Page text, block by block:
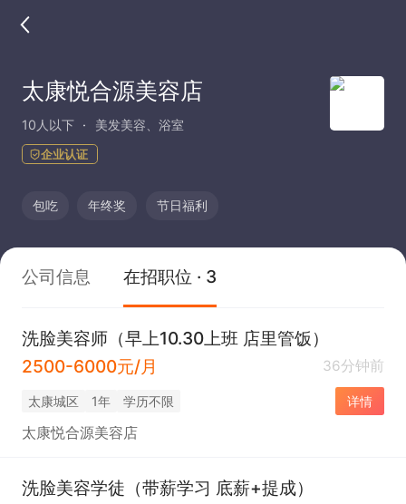
太康悦合源美容店
10人以下 美发美容、浴室
企业认证
包吃 年终奖 节日福利
公司信息 在招职位 · 3
洗脸美容师（早上10.30上班 店里管饭）
2500-6000元/月
36分钟前
太康城区 1年 学历不限 详情
太康悦合源美容店
洗脸美容学徒（带薪学习 底薪+提成）